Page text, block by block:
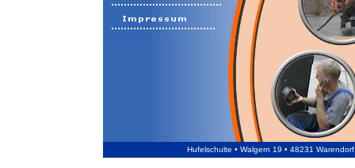
Hufelschulte • Walgern 19 • 48231